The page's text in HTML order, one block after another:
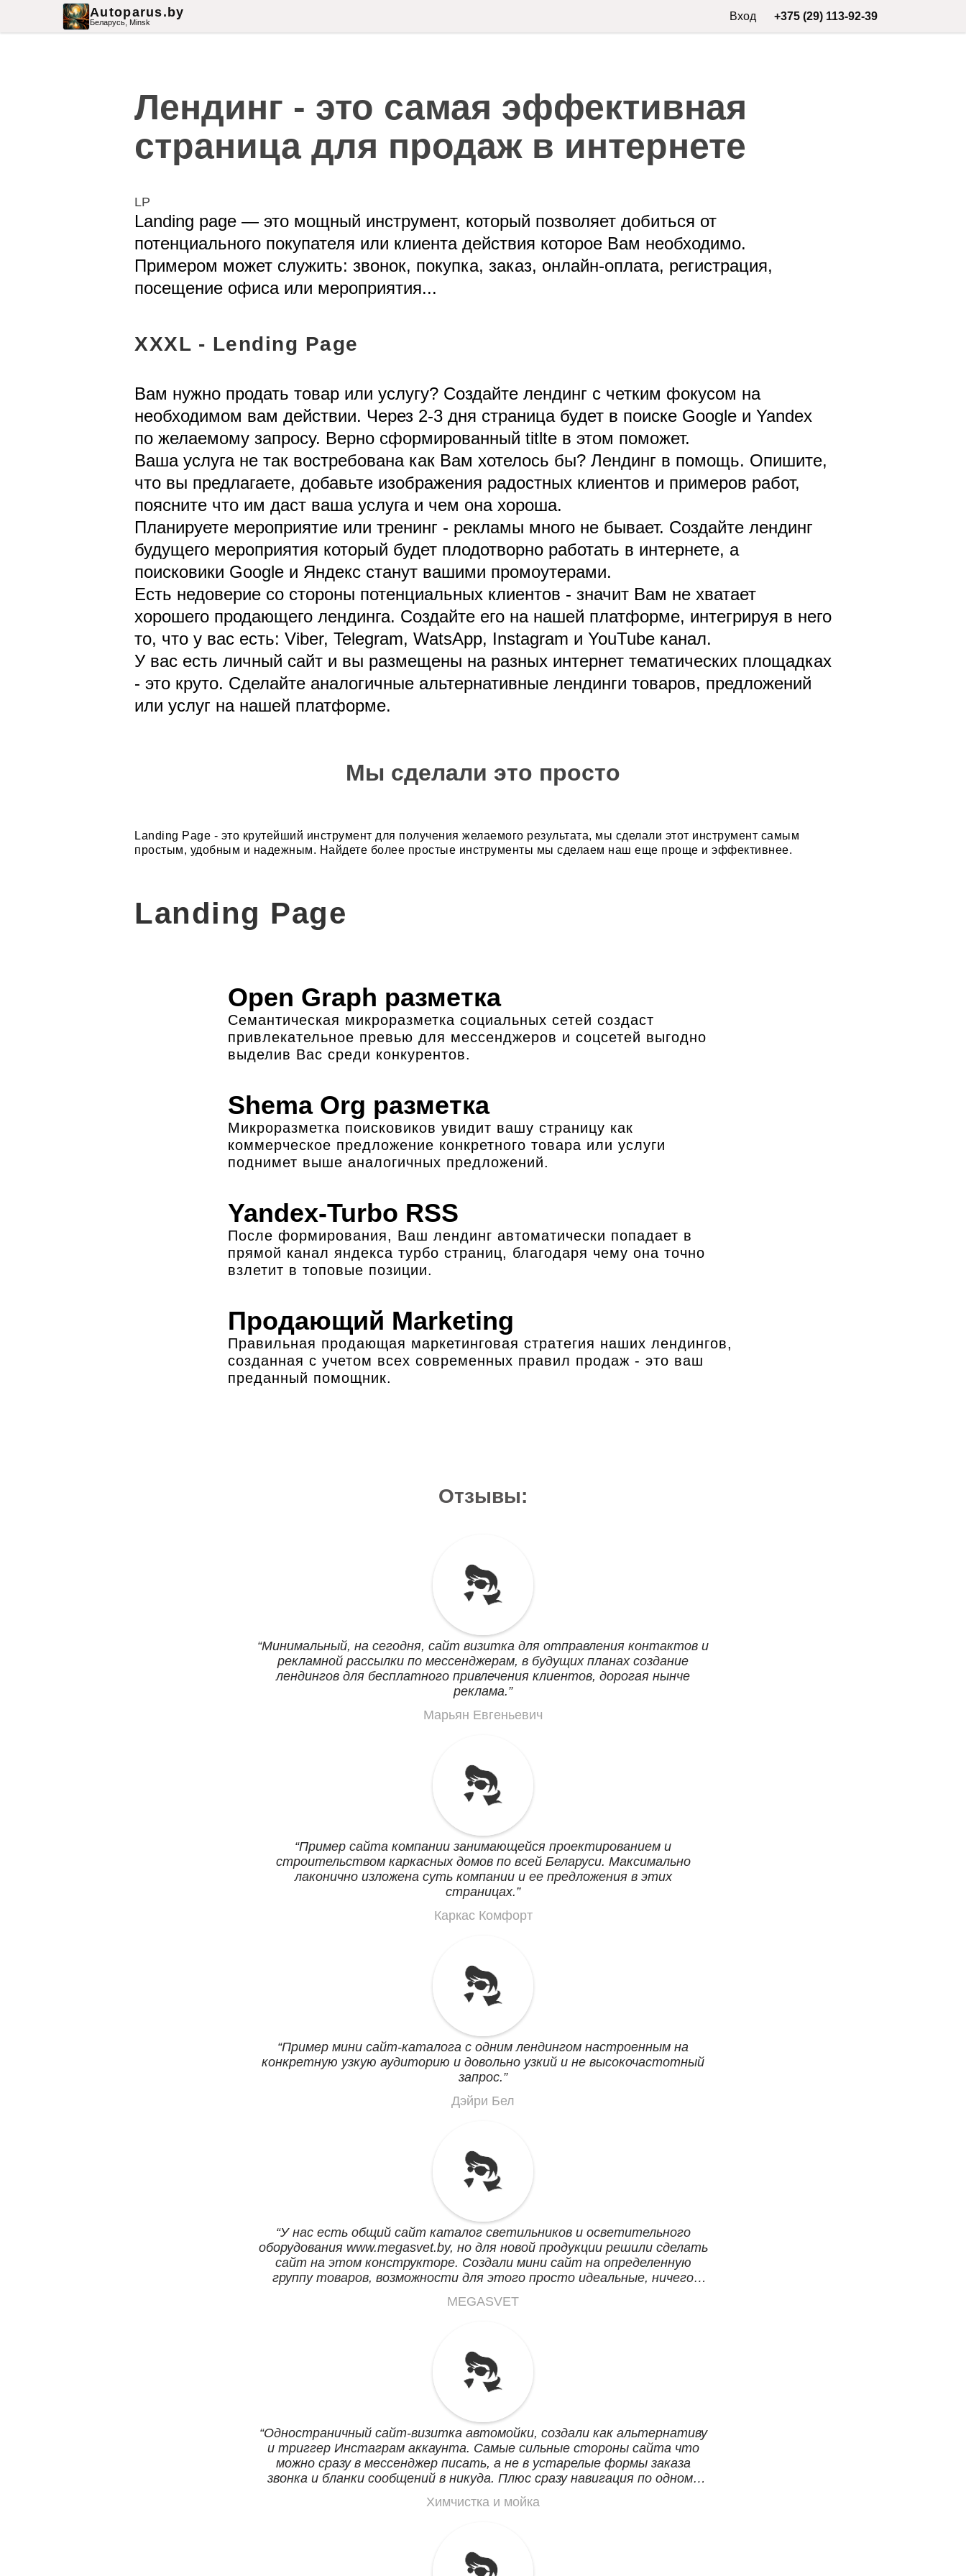
Autoparus.by
Беларусь, Minsk
Вход +375 (29) 113-92-39
Лендинг - это самая эффективная
страница для продаж в интернете
LP
Landing page — это мощный инструмент, который позволяет добиться от
потенциального покупателя или клиента действия которое Вам необходимо.
Примером может служить: звонок, покупка, заказ, онлайн-оплата, регистрация,
посещение офиса или мероприятия...
XXXL - Lending Page
Вам нужно продать товар или услугу? Создайте лендинг с четким фокусом на
необходимом вам действии. Через 2-3 дня страница будет в поиске Google и Yandex
по желаемому запросу. Верно сформированный titlte в этом поможет.
Ваша услуга не так востребована как Вам хотелось бы? Лендинг в помощь. Опишите,
что вы предлагаете, добавьте изображения радостных клиентов и примеров работ,
поясните что им даст ваша услуга и чем она хороша.
Планируете мероприятие или тренинг - рекламы много не бывает. Создайте лендинг
будущего мероприятия который будет плодотворно работать в интернете, а
поисковики Google и Яндекс станут вашими промоутерами.
Есть недоверие со стороны потенциальных клиентов - значит Вам не хватает
хорошего продающего лендинга. Создайте его на нашей платформе, интегрируя в него
то, что у вас есть: Viber, Telegram, WatsApp, Instagram и YouTube канал.
У вас есть личный сайт и вы размещены на разных интернет тематических площадках
- это круто. Сделайте аналогичные альтернативные лендинги товаров, предложений
или услуг на нашей платформе.
Мы сделали это просто
Landing Page - это крутейший инструмент для получения желаемого результата, мы сделали этот инструмент самым
простым, удобным и надежным. Найдете более простые инструменты мы сделаем наш еще проще и эффективнее.
Landing Page
Open Graph разметка
Семантическая микроразметка социальных сетей создаст
привлекательное превью для мессенджеров и соцсетей выгодно
выделив Вас среди конкурентов.
Shema Org разметка
Микроразметка поисковиков увидит вашу страницу как
коммерческое предложение конкретного товара или услуги
поднимет выше аналогичных предложений.
Yandex-Turbo RSS
После формирования, Ваш лендинг автоматически попадает в
прямой канал яндекса турбо страниц, благодаря чему она точно
взлетит в топовые позиции.
Продающий Marketing
Правильная продающая маркетинговая стратегия наших лендингов,
созданная с учетом всех современных правил продаж - это ваш
преданный помощник.
Отзывы:
Минимальный, на сегодня, сайт визитка для отправления контактов и
рекламной рассылки по мессенджерам, в будущих планах создание
лендингов для бесплатного привлечения клиентов, дорогая нынче
реклама.
Марьян Евгеньевич
Пример сайта компании занимающейся проектированием и
строительством каркасных домов по всей Беларуси. Максимально
лаконично изложена суть компании и ее предложения в этих
страницах.
Каркас Комфорт
Пример мини сайт-каталога с одним лендингом настроенным на
конкретную узкую аудиторию и довольно узкий и не высокочастотный
запрос.
Дэйри Бел
У нас есть общий сайт каталог светильников и осветительного
оборудования www.megasvet.by, но для новой продукции решили сделать
сайт на этом конструкторе. Создали мини сайт на определенную
группу товаров, возможности для этого просто идеальные, ничего
MEGASVET
Одностраничный сайт-визитка автомойки, создали как альтернативу
и триггер Инстаграм аккаунта. Самые сильные стороны сайта что
можно сразу в мессенджер писать, а не в устарелые формы заказа
звонка и бланки сообщений в никуда. Плюс сразу навигация по одному
клику направляет на место. Кидаем ссылку клиентам в Вайбер и они
едут. Может со временем и лендинги сделаем.
Химчистка и мойка